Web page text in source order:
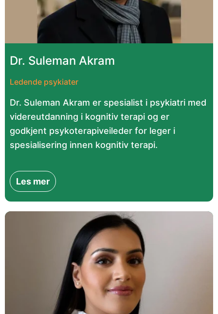
Dr. Suleman Akram
Ledende psykiater
Dr. Suleman Akram er spesialist i psykiatri med
videreutdanning i kognitiv terapi og er
godkjent psykoterapiveileder for leger i
spesialisering innen kognitiv terapi.
Les mer